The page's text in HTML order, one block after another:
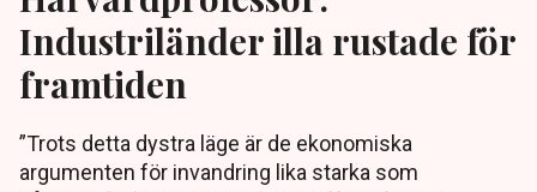
Industriländer illa rustade för
framtiden
”Trots detta dystra läge är de ekonomiska
argumenten för invandring lika starka som